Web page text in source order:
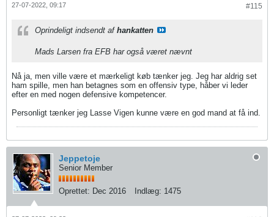
#115
27-07-2022, 09:17
Oprindeligt indsendt af hankatten
Mads Larsen fra EFB har også været nævnt
Nå ja, men ville være et mærkeligt køb tænker jeg. Jeg har aldrig set
ham spille, men han betagnes som en offensiv type, håber vi leder
efter en med nogen defensive kompetencer.
Personligt tænker jeg Lasse Vigen kunne være en god mand at få ind.
Jeppetoje
Senior Member
Oprettet: Dec 2016 Indlæg: 1475